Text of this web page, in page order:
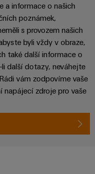
a informace o našich
poznámek,
s provozem našich
byli vždy v obraze,
také další informace o
další dotazy, neváhejte
vám zodpovíme vaše
zdroje pro vaše